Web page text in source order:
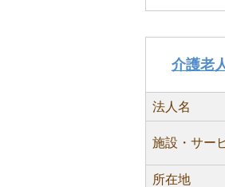
介護老
法人名
施設・サー
所在地